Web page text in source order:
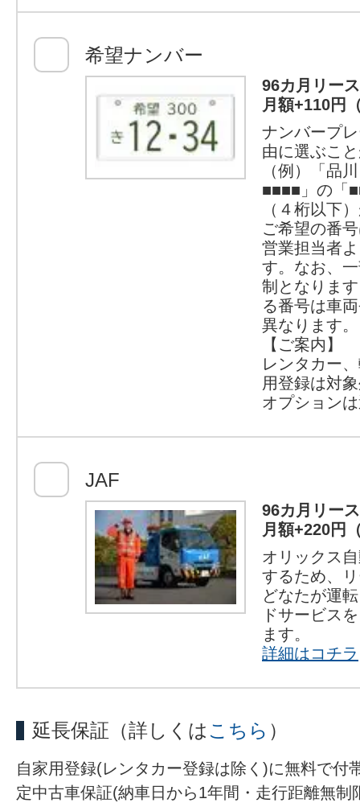
希望ナンバー
96カ月リー
月額+110円
ナンバープ
由に選ぶこ
（例）「品
■■■■」の「
（４桁以下
ご希望の番
営業担当者
す。なお、
制となりま
る番号は車
異なります。
【ご案内】
レンタカー
用登録は対
オプション
JAF
96カ月リー
月額+220円
オリックス
するため、
どなたが運
ドサービス
ます。
詳細はコチラ
延長保証 （詳しくはこちら ）
自家用登録(レンタカー登録は除く)に無料で付
定中古車保証(納車日から1年間・走行距離無制